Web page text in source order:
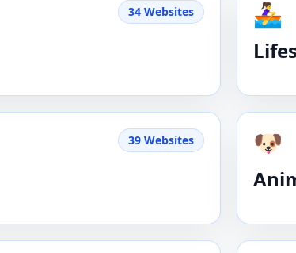
34 Websites 🚣‍♀️
39 Websites 🐶